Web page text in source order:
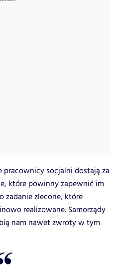
pracownicy socjalni dostają za
które powinny zapewnić im
zadanie zlecone, które
realizowane. Samorządy
nam nawet zwroty w tym